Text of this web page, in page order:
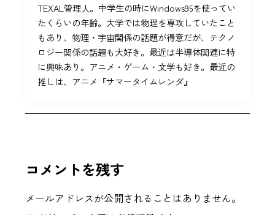
TEXAL管理人。中学生の時にWindows95を使ってい
たくらいの年齢。大学では物理を専攻していたこと
もあり、物理・宇宙関係の話題が得意だが、テクノ
ロジー関係の話題も大好き。最近は半導体関連に特
に興味あり。アニメ・ゲーム・文学も好き。最近の
推しは、アニメ『サマータイムレンダ』
コメントを残す
メールアドレスが公開されることはありません。